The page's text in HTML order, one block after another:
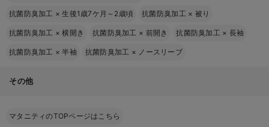
抗菌防臭加工 ×生後1歳7ケ月～2歳頃 抗菌防臭加工 × 被り
抗菌防臭加工 ×横開き 抗菌防臭加工 × 前開き 抗菌防臭加工 × 長袖
抗菌防臭加工 ×半袖 抗菌防臭加工 × ノースリーブ
その他
マタニティのTOPページはこちら